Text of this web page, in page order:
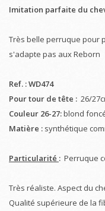
Imitation parfaite du
Très belle perruque pour
s'adapte pas aux Reborn
Ref. : WD474
Pour tour de tête : 26/
Couleur 26-27:blond
Matière : synthétique
Particularité : Perruque
Très réaliste. Aspect du
Qualité supérieure de la